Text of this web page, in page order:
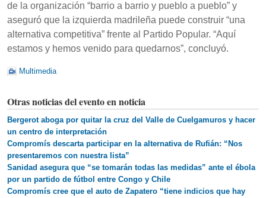
de la organización “barrio a barrio y pueblo a pueblo” y
aseguró que la izquierda madrileña puede construir “una
alternativa competitiva” frente al Partido Popular. “Aquí
estamos y hemos venido para quedarnos”, concluyó.
Multimedia
Otras noticias del evento en noticia
Bergerot aboga por quitar la cruz del Valle de Cuelgamuros y hacer
un centro de interpretación
Compromís descarta participar en la alternativa de Rufián: “Nos
presentaremos con nuestra lista”
Sanidad asegura que “se tomarán todas las medidas” ante el ébola
por un partido de fútbol entre Congo y Chile
Compromís cree que el auto de Zapatero “tiene indicios que hay